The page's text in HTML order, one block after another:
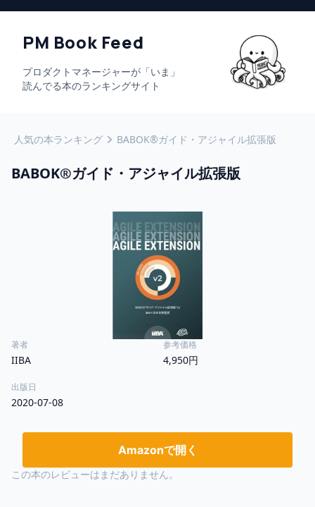
PM Book Feed
プロダクトマネージャーが「いま」
読んでる本のランキングサイト
人気の本ランキング BABOK®ガイド・アジャイル拡張版
BABOK®ガイド・アジャイル拡張版
著者
IIBA
参考価格
4,950円
出版日
2020-07-08
Amazonで開く
この本のレビューはまだありません。